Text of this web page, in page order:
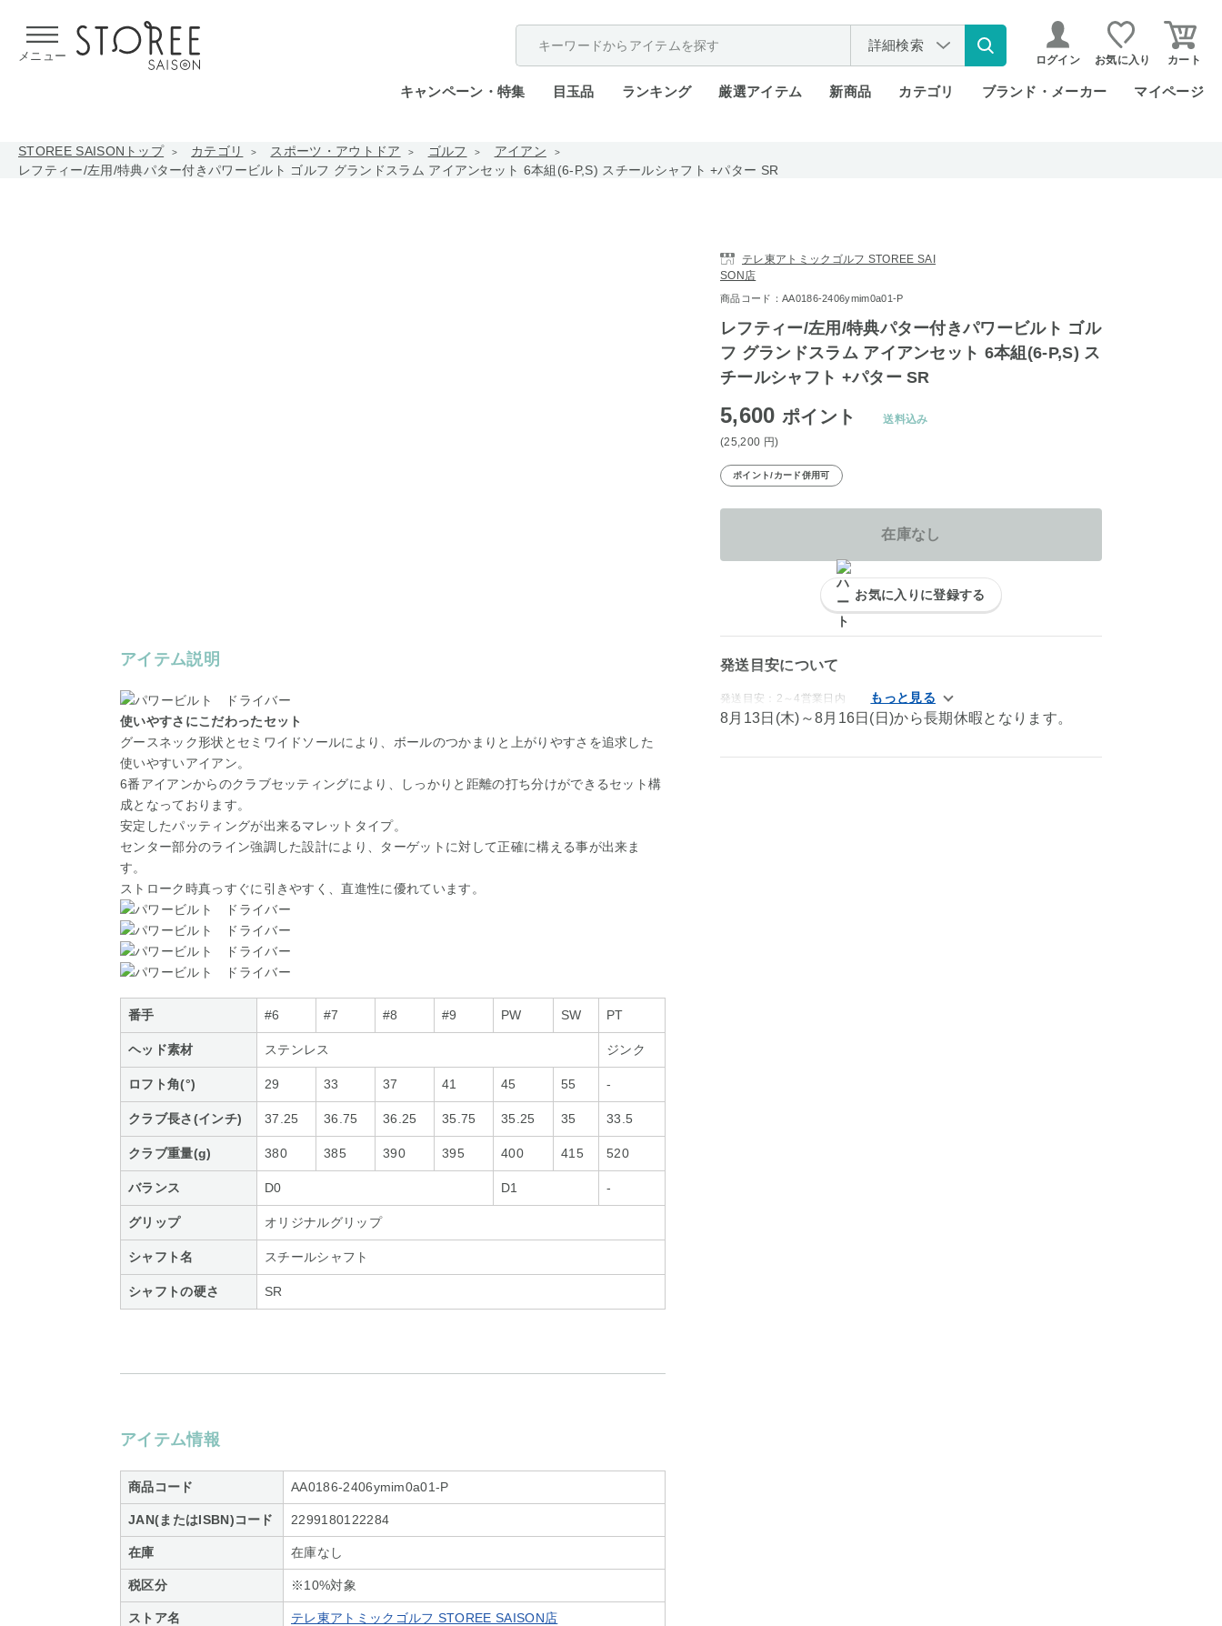
メニュー
詳細検索
ログイン お気に入り カート
キャンペーン・特集 目玉品 ランキング 厳選アイテム 新商品 カテゴリ ブランド・メーカー マイページ
STOREE SAISONトップ カテゴリ スポーツ・アウトドア ゴルフ
アイアン
レフティー/左用/特典パター付きパワービルト ゴルフ グランドスラム アイアンセット 6本組(6-P,S) スチールシャフト +パター SR
アイテム説明
使いやすさにこだわったセット
グースネック形状とセミワイドソールにより、ボールのつかまりと上がりやすさを追求した
使いやすいアイアン。
6番アイアンからのクラブセッティングにより、しっかりと距離の打ち分けができるセット構
成となっております。
安定したパッティングが出来るマレットタイプ。
センター部分のライン強調した設計により、ターゲットに対して正確に構える事が出来ま
す。
ストローク時真っすぐに引きやすく、直進性に優れています。
番手 #6 #7 #8 #9 PW SW PT
ヘッド素材 ステンレス ジンク
ロフト角(°) 29 33 37 41 45 55 -
クラブ長さ(インチ) 37.25 36.75 36.25 35.75 35.25 35 33.5
クラブ重量(g) 380 385 390 395 400 415 520
バランス D0 D1 -
グリップ オリジナルグリップ
シャフト名 スチールシャフト
シャフトの硬さ SR
アイテム情報
商品コード AA0186-2406ymim0a01-P
JAN(またはISBN)コード 2299180122284
在庫 在庫なし
税区分 ※10%対象
ストア名 テレ東アトミックゴルフ STOREE SAISON店
テレ東アトミックゴルフ STOREE SAI
SON店
商品コード：AA0186-2406ymim0a01-P
レフティー/左用/特典パター付きパワービルト ゴル
フ グランドスラム アイアンセット 6本組(6-P,S) ス
チールシャフト +パター SR
5,600 ポイント
(25,200 円)
送料込み
ポイント/カード併用可
在庫なし
お気に入りに登録する
発送目安について
発送目安：2～4営業日内
8月13日(木)～8月16日(日)から長期休暇となります。